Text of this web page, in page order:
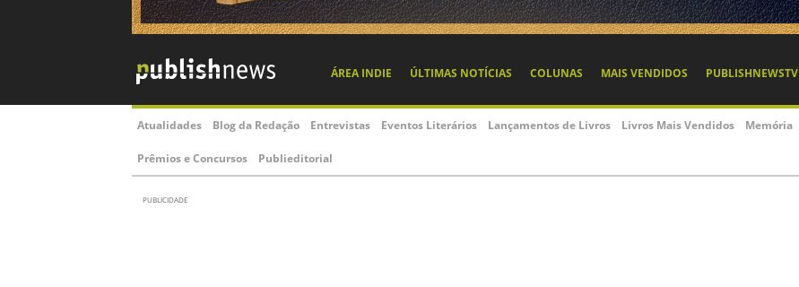
ÁREA INDIE ÚLTIMAS NOTÍCIAS COLUNAS MAIS VENDIDOS PUBLISHNEWSTV
Atualidades Blog da Redação Entrevistas Eventos Literários Lançamentos de Livros Livros Mais Vendidos Memória
Prêmios e Concursos Publieditorial
PUBLICIDADE